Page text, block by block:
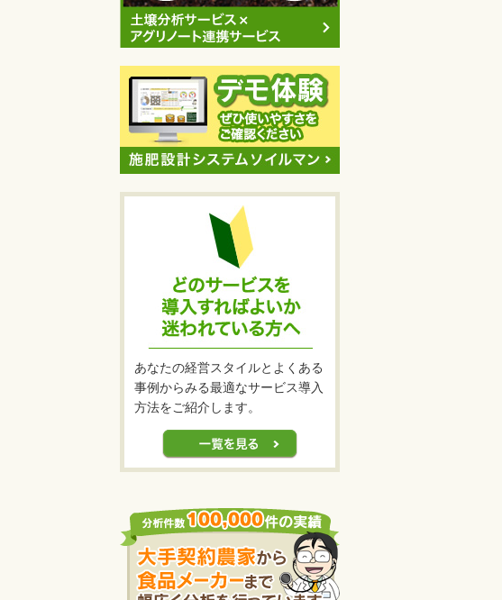
あなたの経営スタイルとよくある
事例からみる最適なサービス導入
方法をご紹介します。